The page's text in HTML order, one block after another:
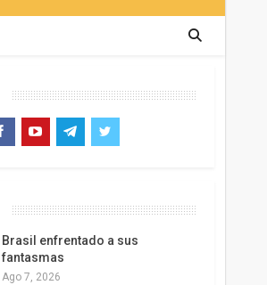
Brasil enfrentado a sus
fantasmas
Ago 7, 2026